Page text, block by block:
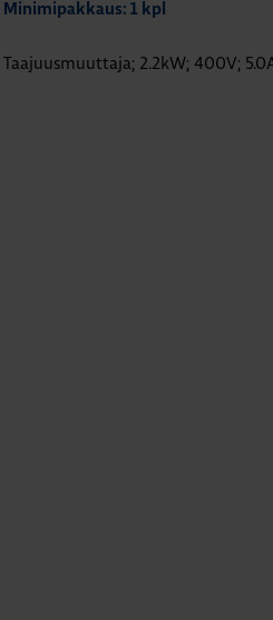
Minimipakkaus: 1 kpl
Taajuusmuuttaja; 2.2kW; 400V;